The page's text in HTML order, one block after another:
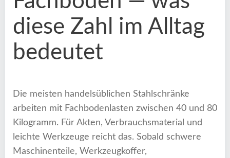
diese Zahl im Alltag
bedeutet
Die meisten handelsüblichen Stahlschränke
arbeiten mit Fachbodenlasten zwischen 40 und 80
Kilogramm. Für Akten, Verbrauchsmaterial und
leichte Werkzeuge reicht das. Sobald schwere
Maschinenteile, Werkzeugkoffer,